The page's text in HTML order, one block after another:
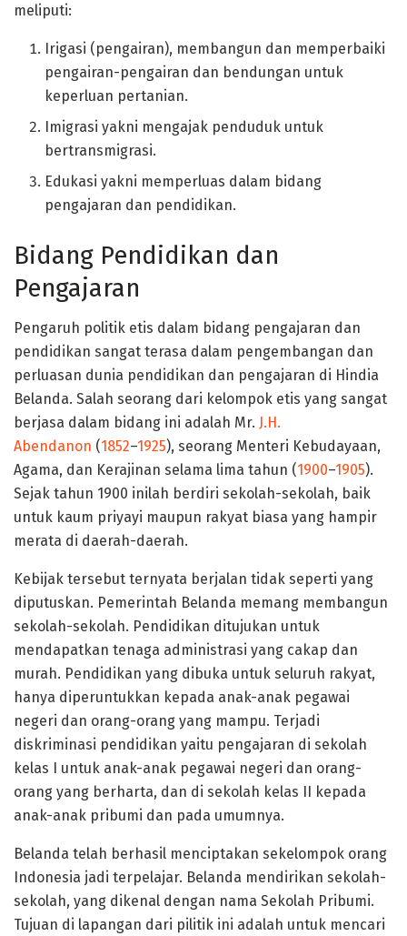
meliputi:
Irigasi (pengairan), membangun dan memperbaiki
pengairan-pengairan dan bendungan untuk
keperluan pertanian.
Imigrasi yakni mengajak penduduk untuk
bertransmigrasi.
Edukasi yakni memperluas dalam bidang
pengajaran dan pendidikan.
Bidang Pendidikan dan
Pengajaran
Pengaruh politik etis dalam bidang pengajaran dan
pendidikan sangat terasa dalam pengembangan dan
perluasan dunia pendidikan dan pengajaran di Hindia
Belanda. Salah seorang dari kelompok etis yang sangat
berjasa dalam bidang ini adalah Mr. J.H.
Abendanon (1852–1925), seorang Menteri Kebudayaan,
Agama, dan Kerajinan selama lima tahun (1900–1905).
Sejak tahun 1900 inilah berdiri sekolah-sekolah, baik
untuk kaum priyayi maupun rakyat biasa yang hampir
merata di daerah-daerah.
Kebijak tersebut ternyata berjalan tidak seperti yang
diputuskan. Pemerintah Belanda memang membangun
sekolah-sekolah. Pendidikan ditujukan untuk
mendapatkan tenaga administrasi yang cakap dan
murah. Pendidikan yang dibuka untuk seluruh rakyat,
hanya diperuntukkan kepada anak-anak pegawai
negeri dan orang-orang yang mampu. Terjadi
diskriminasi pendidikan yaitu pengajaran di sekolah
kelas I untuk anak-anak pegawai negeri dan orang-
orang yang berharta, dan di sekolah kelas II kepada
anak-anak pribumi dan pada umumnya.
Belanda telah berhasil menciptakan sekelompok orang
Indonesia jadi terpelajar. Belanda mendirikan sekolah-
sekolah, yang dikenal dengan nama Sekolah Pribumi.
Tujuan di lapangan dari pilitik ini adalah untuk mencari